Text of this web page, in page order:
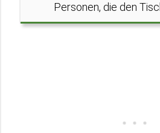
Personen, die den